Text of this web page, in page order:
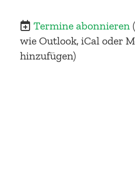
Termine abonnieren
wie Outlook, iCal oder
hinzufügen)